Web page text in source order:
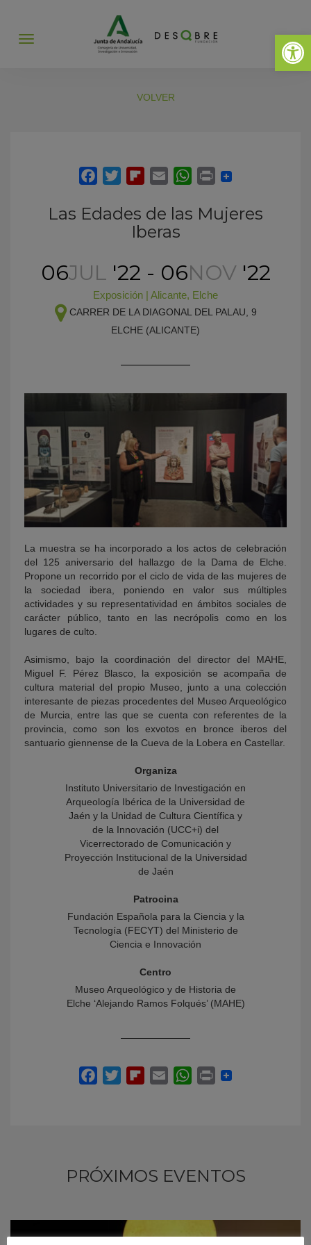
Abrir
Abrir
VOLVER
Las Edades de las Mujeres
Iberas
06JUL '22 - 06NOV'22
Exposición | Alicante, Elche
CARRER DE LA DIAGONAL DEL PALAU, 9
ELCHE (ALICANTE)
La muestra se ha incorporado a los actos de celebración
del 125 aniversario del hallazgo de la Dama de Elche.
Propone un recorrido por el ciclo de vida de las mujeres de
la sociedad ibera, poniendo en valor sus múltiples
actividades y su representatividad en ámbitos sociales de
carácter público, tanto en las necrópolis como en los
lugares de culto.
Asimismo, bajo la coordinación del director del MAHE,
Miguel F. Pérez Blasco, la exposición se acompaña de
cultura material del propio Museo, junto a una colección
interesante de piezas procedentes del Museo Arqueológico
de Murcia, entre las que se cuenta con referentes de la
provincia, como son los exvotos en bronce iberos del
santuario giennense de la Cueva de la Lobera en Castellar.
Organiza
Instituto Universitario de Investigación en
Arqueología Ibérica de la Universidad de
Jaén y la Unidad de Cultura Científica y
de la Innovación (UCC+i) del
Vicerrectorado de Comunicación y
Proyección Institucional de la Universidad
de Jaén
Patrocina
Fundación Española para la Ciencia y la
Tecnología (FECYT) del Ministerio de
Ciencia e Innovación
Centro
Museo Arqueológico y de Historia de
Elche ‘Alejando Ramos Folqués’ (MAHE)
PRÓXIMOS EVENTOS